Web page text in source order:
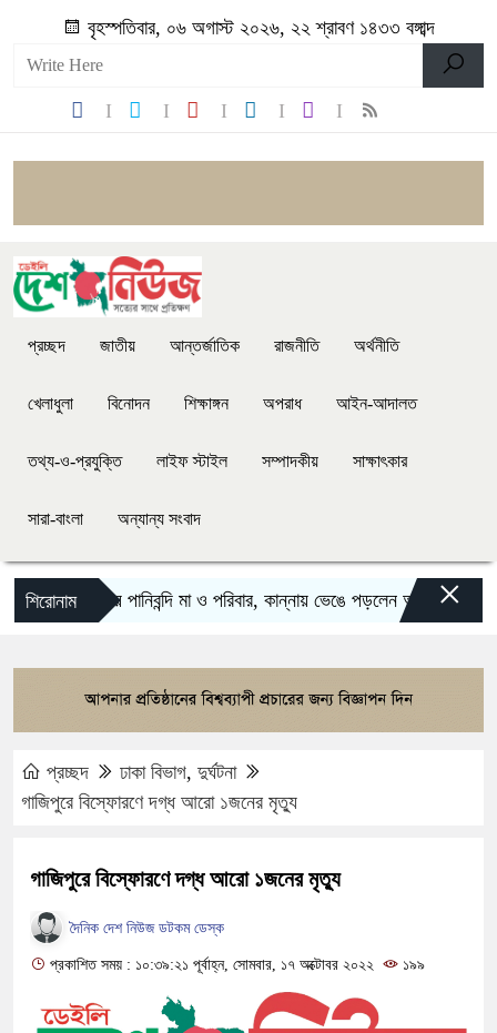
বৃহস্পতিবার, ০৬ অগাস্ট ২০২৬, ২২ শ্রাবণ ১৪৩৩ বঙ্গাব্দ
প্রচ্ছদ জাতীয় আন্তর্জাতিক রাজনীতি অর্থনীতি
খেলাধুলা বিনোদন শিক্ষাঙ্গন অপরাধ আইন-আদালত
তথ্য-ও-প্রযুক্তি লাইফ স্টাইল সম্পাদকীয় সাক্ষাৎকার
সারা-বাংলা অন্যান্য সংবাদ
শিরোনাম
বন্যায় পানিবন্দি মা ও পরিবার, কান্নায় ভেঙে পড়লেন অভিনেত্রী ×
প্রচ্ছদ ঢাকা বিভাগ, দুর্ঘটনা
গাজিপুরে বিস্ফোরণে দগ্ধ আরো ১জনের মৃত্যু
গাজিপুরে বিস্ফোরণে দগ্ধ আরো ১জনের মৃত্যু
দৈনিক দেশ নিউজ ডটকম ডেস্ক
প্রকাশিত সময় : ১০:৩৯:২১ পূর্বাহ্ন, সোমবার, ১৭ অক্টোবর ২০২২ ১৯৯